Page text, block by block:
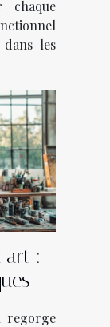
chaque
les
art :
regorge